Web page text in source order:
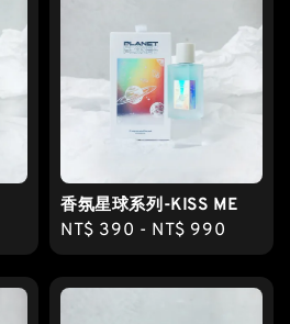
香氛星球系列-KISS ME
Regular
price
NT$ 390 - NT$ 990